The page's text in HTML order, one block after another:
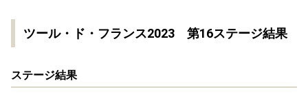
ツール・ド・フランス2023 第16ステージ結果
ステージ結果